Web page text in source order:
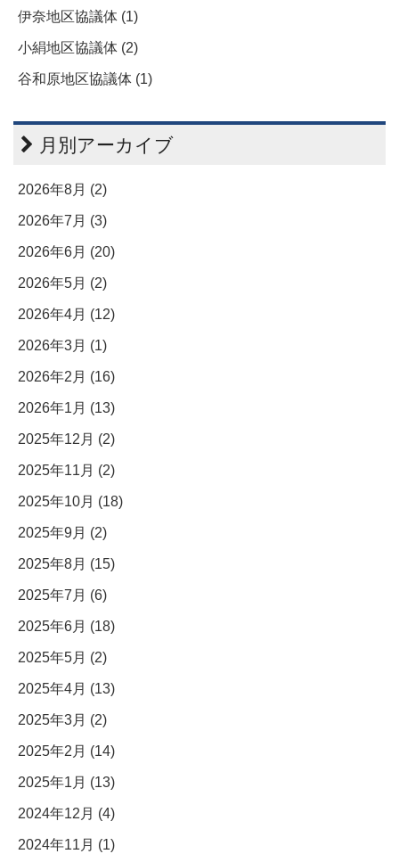
伊奈地区協議体 (1)
小絹地区協議体 (2)
谷和原地区協議体 (1)
月別アーカイブ
2026年8月 (2)
2026年7月 (3)
2026年6月 (20)
2026年5月 (2)
2026年4月 (12)
2026年3月 (1)
2026年2月 (16)
2026年1月 (13)
2025年12月 (2)
2025年11月 (2)
2025年10月 (18)
2025年9月 (2)
2025年8月 (15)
2025年7月 (6)
2025年6月 (18)
2025年5月 (2)
2025年4月 (13)
2025年3月 (2)
2025年2月 (14)
2025年1月 (13)
2024年12月 (4)
2024年11月 (1)